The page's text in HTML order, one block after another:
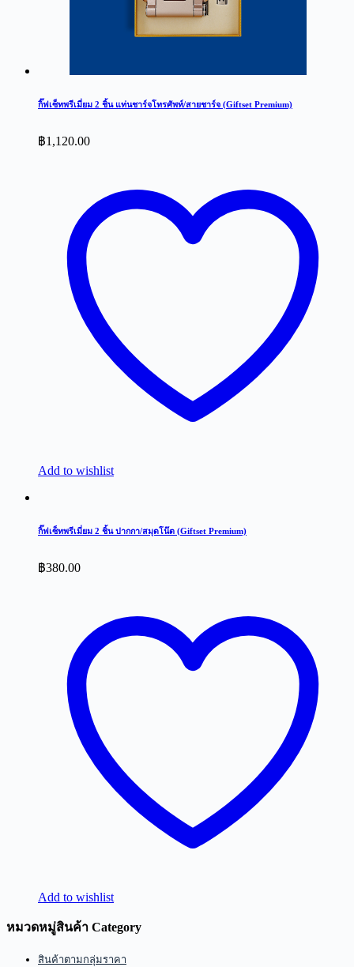
กิ๊ฟเซ็ทพรีเมี่ยม 2 ชิ้น แท่นชาร์จโทรศัพท์/สายชาร์จ (Giftset Premium)
฿1,120.00
Add to wishlist
กิ๊ฟเซ็ทพรีเมี่ยม 2 ชิ้น ปากกา/สมุดโน๊ต (Giftset Premium)
฿380.00
Add to wishlist
หมวดหมู่สินค้า Category
สินค้าตามกลุ่มราคา